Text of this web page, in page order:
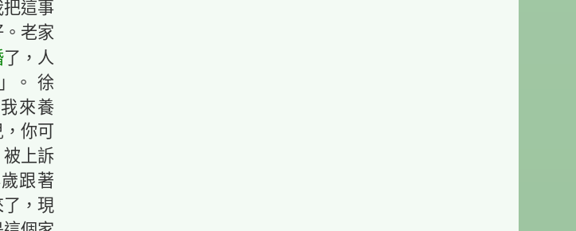
這事
老家
了，人
。 徐
來養
你可
上訴
跟著
，現